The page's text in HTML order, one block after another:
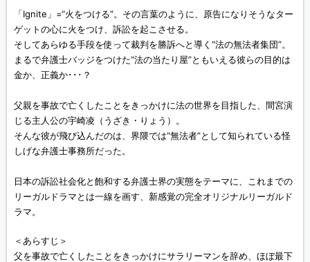
「Ignite」=“火をつける”。その言葉のように、原告になりそうなター
ゲットの心に火をつけ、訴訟を起こさせる。
そしてあらゆる手段を使って裁判を勝訴へと導く“法の無法者集団”。
まるで弁護士バッジをつけた“法の当たり屋”ともいえる彼らの目的は
金か、正義か･･･？
父親を事故で亡くしたことをきっかけに法の世界を目指した、間宮演
じる主人公の宇崎凌（うざき・りょう）。
そんな彼が飛び込んだのは、界隈では“無法者”として知られている怪
しげな弁護士事務所だった。
日本の訴訟社会化と飽和する弁護士界の実態をテーマに、これまでの
リーガルドラマとは一線を画す、新感覚の完全オリジナルリーガルド
ラマ。
＜あらすじ＞
父を事故で亡くしたことをきっかけにサラリーマンを辞め、ほぼ最下